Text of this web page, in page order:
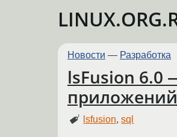
Новости — Разработка
lsFusion 6.0
приложений
lsfusion,sql